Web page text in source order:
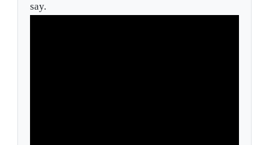
say.